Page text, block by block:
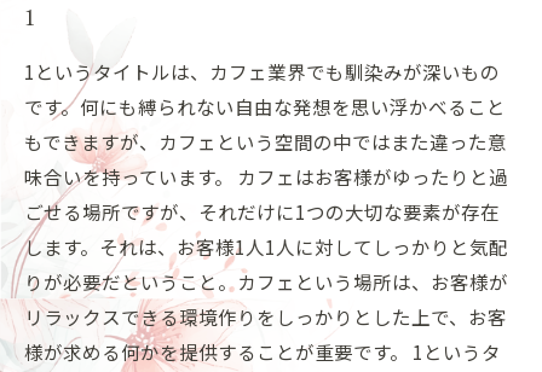
1
1というタイトルは、カフェ業界でも馴染みが深いもの
です。何にも縛られない自由な発想を思い浮かべること
もできますが、カフェという空間の中ではまた違った意
味合いを持っています。 カフェはお客様がゆったりと過
ごせる場所ですが、それだけに1つの大切な要素が存在
します。それは、お客様1人1人に対してしっかりと気配
りが必要だということ。カフェという場所は、お客様が
リラックスできる環境作りをしっかりとした上で、お客
様が求める何かを提供することが重要です。 1というタ